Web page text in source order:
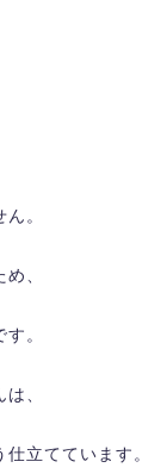
。
、
。
、
立てています。